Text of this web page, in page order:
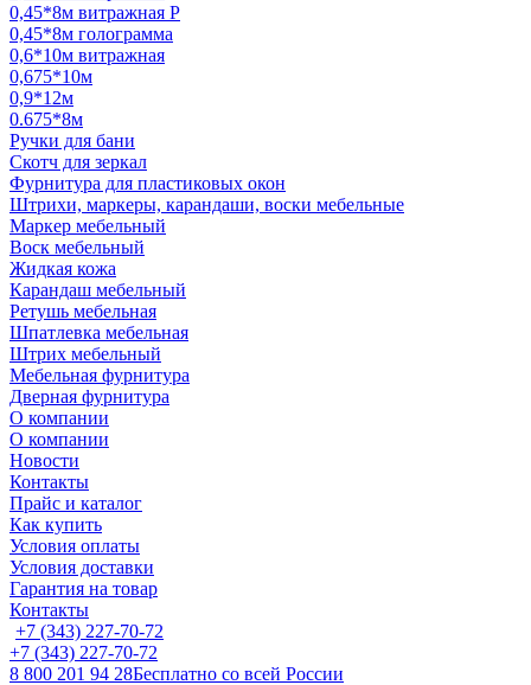
0,45*8м витражная Р
0,45*8м голограмма
0,6*10м витражная
0,675*10м
0,9*12м
0.675*8м
Ручки для бани
Скотч для зеркал
Фурнитура для пластиковых окон
Штрихи, маркеры, карандаши, воски мебельные
Маркер мебельный
Воск мебельный
Жидкая кожа
Карандаш мебельный
Ретушь мебельная
Шпатлевка мебельная
Штрих мебельный
Мебельная фурнитура
Дверная фурнитура
О компании
О компании
Новости
Контакты
Прайс и каталог
Как купить
Условия оплаты
Условия доставки
Гарантия на товар
Контакты
+7 (343) 227-70-72
+7 (343) 227-70-72
8 800 201 94 28Бесплатно со всей России